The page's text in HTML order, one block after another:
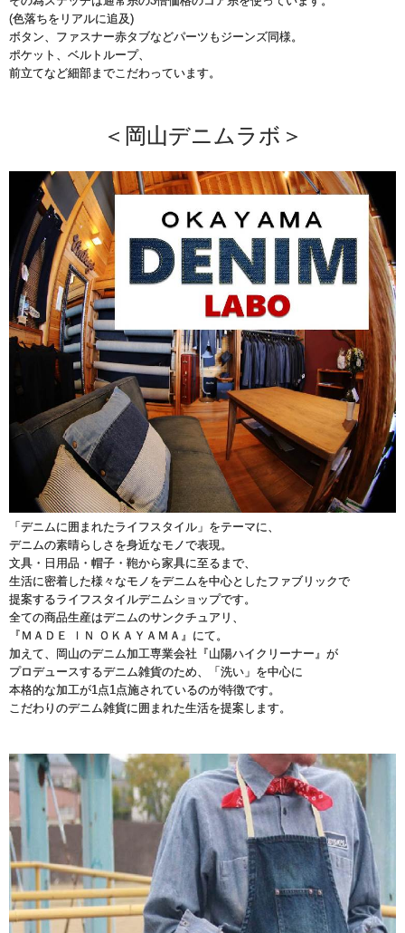
(色落ちをリアルに追及)
ボタン、ファスナー赤タブなどパーツもジーンズ同様。
ポケット、ベルトループ、
前立てなど細部までこだわっています。
＜岡山デニムラボ＞
「デニムに囲まれたライフスタイル」をテーマに、
デニムの素晴らしさを身近なモノで表現。
文具・日用品・帽子・鞄から家具に至るまで、
生活に密着した様々なモノをデニムを中心としたファブリックで
提案するライフスタイルデニムショップです。
全ての商品生産はデニムのサンクチュアリ、
『ＭＡＤＥ ＩＮ ＯＫＡＹＡＭＡ』にて。
加えて、岡山のデニム加工専業会社『山陽ハイクリーナー』が
プロデュースするデニム雑貨のため、「洗い」を中心に
本格的な加工が1点1点施されているのが特徴です。
こだわりのデニム雑貨に囲まれた生活を提案します。